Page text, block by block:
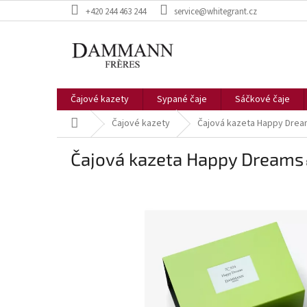
na
+420 244 463 244 service@whitegrant.cz
Čajové kazety Sypané čaje Sáčkové čaje
Domů Čajové kazety Čajová kazeta Happy
Čajová kazeta Happy Dreams